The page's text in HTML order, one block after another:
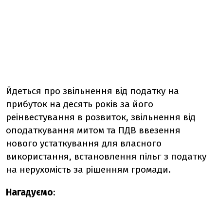
Йдеться про звільнення від податку на
прибуток на десять років за його
реінвестування в розвиток, звільнення від
оподаткування митом та ПДВ ввезення
нового устаткування для власного
використання, встановлення пільг з податку
на нерухомість за рішенням громади.
Нагадуємо: